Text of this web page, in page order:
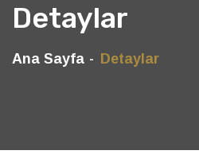
Detaylar
Ana Sayfa Detaylar